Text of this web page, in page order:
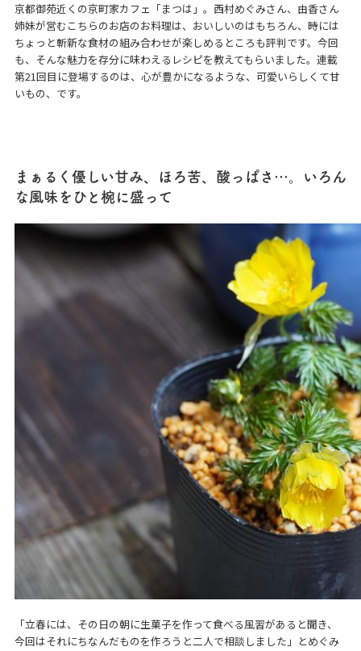
京都御苑近くの京町家カフェ「まつは」。西村めぐみさん、由香さん
姉妹が営むこちらのお店のお料理は、おいしいのはもちろん、時には
ちょっと斬新な食材の組み合わせが楽しめるところも評判です。今回
も、そんな魅力を存分に味わえるレシピを教えてもらいました。連載
第21回目に登場するのは、心が豊かになるような、可愛いらしくて甘
いもの、です。
まぁるく優しい甘み、ほろ苦、酸っぱさ…。いろん
な風味をひと椀に盛って
「立春には、その日の朝に生菓子を作って食べる風習があると聞き、
今回はそれにちなんだものを作ろうと二人で相談しました」とめぐみ